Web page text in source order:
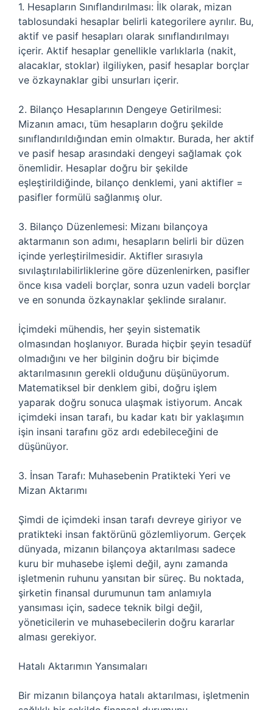
1. Hesapların Sınıflandırılması: İlk olarak, mizan
tablosundaki hesaplar belirli kategorilere ayrılır. Bu,
aktif ve pasif hesapları olarak sınıflandırılmayı
içerir. Aktif hesaplar genellikle varlıklarla (nakit,
alacaklar, stoklar) ilgiliyken, pasif hesaplar borçlar
ve özkaynaklar gibi unsurları içerir.
2. Bilanço Hesaplarının Dengeye Getirilmesi:
Mizanın amacı, tüm hesapların doğru şekilde
sınıflandırıldığından emin olmaktır. Burada, her aktif
ve pasif hesap arasındaki dengeyi sağlamak çok
önemlidir. Hesaplar doğru bir şekilde
eşleştirildiğinde, bilanço denklemi, yani aktifler =
pasifler formülü sağlanmış olur.
3. Bilanço Düzenlemesi: Mizanı bilançoya
aktarmanın son adımı, hesapların belirli bir düzen
içinde yerleştirilmesidir. Aktifler sırasıyla
sıvılaştırılabilirliklerine göre düzenlenirken, pasifler
önce kısa vadeli borçlar, sonra uzun vadeli borçlar
ve en sonunda özkaynaklar şeklinde sıralanır.
İçimdeki mühendis, her şeyin sistematik
olmasından hoşlanıyor. Burada hiçbir şeyin tesadüf
olmadığını ve her bilginin doğru bir biçimde
aktarılmasının gerekli olduğunu düşünüyorum.
Matematiksel bir denklem gibi, doğru işlem
yaparak doğru sonuca ulaşmak istiyorum. Ancak
içimdeki insan tarafı, bu kadar katı bir yaklaşımın
işin insani tarafını göz ardı edebileceğini de
düşünüyor.
3. İnsan Tarafı: Muhasebenin Pratikteki Yeri ve
Mizan Aktarımı
Şimdi de içimdeki insan tarafı devreye giriyor ve
pratikteki insan faktörünü gözlemliyorum. Gerçek
dünyada, mizanın bilançoya aktarılması sadece
kuru bir muhasebe işlemi değil, aynı zamanda
işletmenin ruhunu yansıtan bir süreç. Bu noktada,
şirketin finansal durumunun tam anlamıyla
yansıması için, sadece teknik bilgi değil,
yöneticilerin ve muhasebecilerin doğru kararlar
alması gerekiyor.
Hatalı Aktarımın Yansımaları
Bir mizanın bilançoya hatalı aktarılması, işletmenin